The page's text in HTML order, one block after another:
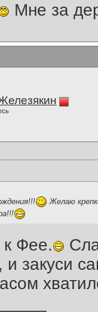
Мне за
Желаю
Фее.
и закуси